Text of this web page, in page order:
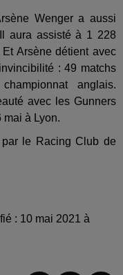
Wenger a aussi
aura assisté à 1 228
Et Arsène détient avec
: 49 matchs
anglais.
avec les Gunners
mai à Lyon.
le Racing Club de
: 10 mai 2021 à